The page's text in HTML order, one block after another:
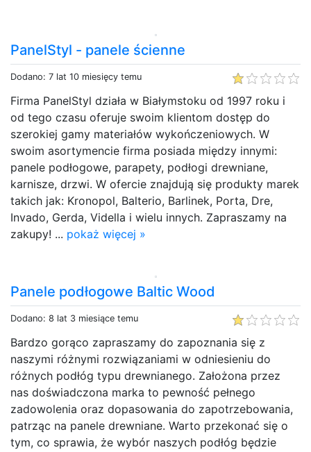
PanelStyl - panele ścienne
Dodano: 7 lat 10 miesięcy temu
Firma PanelStyl działa w Białymstoku od 1997 roku i
od tego czasu oferuje swoim klientom dostęp do
szerokiej gamy materiałów wykończeniowych. W
swoim asortymencie firma posiada między innymi:
panele podłogowe, parapety, podłogi drewniane,
karnisze, drzwi. W ofercie znajdują się produkty marek
takich jak: Kronopol, Balterio, Barlinek, Porta, Dre,
Invado, Gerda, Vidella i wielu innych. Zapraszamy na
zakupy! ... pokaż więcej »
Panele podłogowe Baltic Wood
Dodano: 8 lat 3 miesiące temu
Bardzo gorąco zapraszamy do zapoznania się z
naszymi różnymi rozwiązaniami w odniesieniu do
różnych podłóg typu drewnianego. Założona przez
nas doświadczona marka to pewność pełnego
zadowolenia oraz dopasowania do zapotrzebowania,
patrząc na panele drewniane. Warto przekonać się o
tym, co sprawia, że wybór naszych podłóg będzie